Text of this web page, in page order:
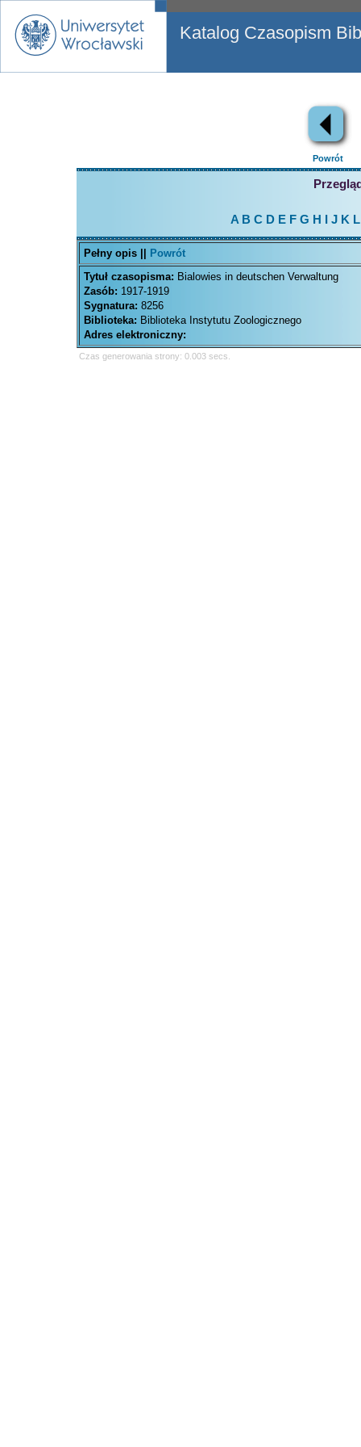
Katalog Czasopism
Powrót
A B C D EFG H J K L
Pełny opis ||
Powrót
Tytuł czasopisma: Bialowies in deutschen Verwaltung
Zasób: 1917-1919
Sygnatura: 8256
Biblioteka: Biblioteka Instytutu Zoologicznego
Adres elektroniczny:
Czas generowania strony: 0.003 secs.